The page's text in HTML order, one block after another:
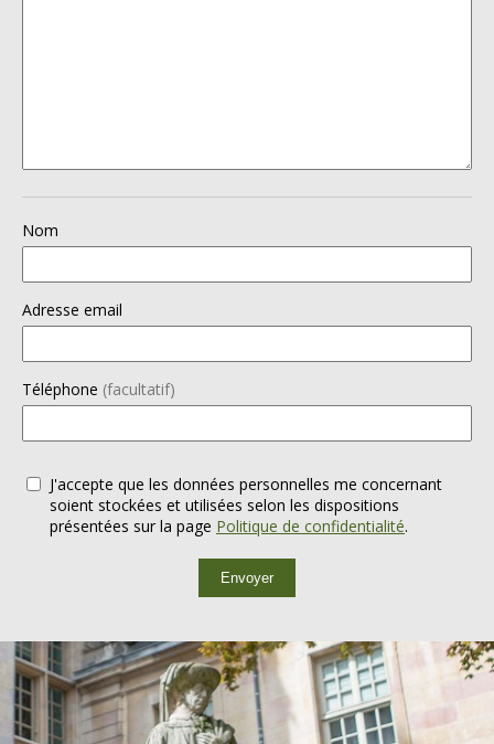
Nom
Adresse email
Téléphone (facultatif)
J'accepte que les données personnelles me concernant
soient stockées et utilisées selon les dispositions
présentées sur la page Politique de confidentialité.